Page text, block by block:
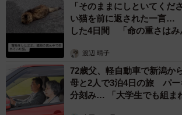
わかります。
天が皇帝を任命することを「天命」とい
ています。
７世紀には、この天人相関説が中国から
「そのままにしといてくだ
い猫を前に返された一言…
した4日間 「命の重さはみ
渡辺 晴子
72歳父、軽自動車で新潟
母と2人で3泊4日の旅 パー
分刻み… 「大学生でも組ま